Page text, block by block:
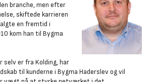
branche, men efter
skiftede karrieren
en fremtid i
kom han til Bygma
selv er fra Kolding, har
til kunderne i Bygma Haderslev og vil